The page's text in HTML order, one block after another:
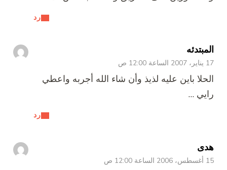
رد
المبتدئه
17 يناير، 2007 الساعة 12:00 ص
رد
الحلا باين عليه لذيذ وأن شاء الله أجربه واعطي
رايي …
هدى
15 أغسطس، 2006 الساعة 12:00 ص